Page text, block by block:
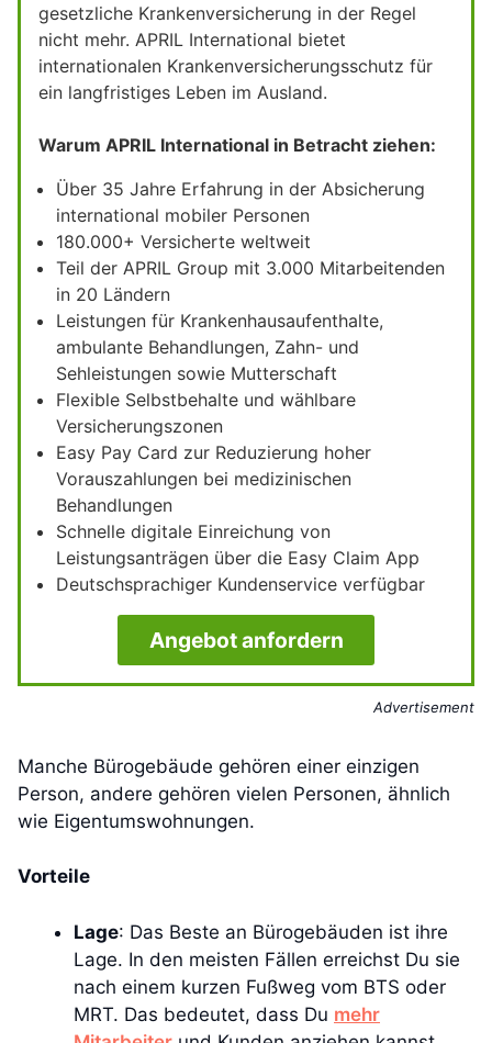
gesetzliche Krankenversicherung in der Regel
nicht mehr. APRIL International bietet
internationalen Krankenversicherungsschutz für
ein langfristiges Leben im Ausland.
Warum APRIL International in Betracht ziehen:
Über 35 Jahre Erfahrung in der Absicherung
international mobiler Personen
180.000+ Versicherte weltweit
Teil der APRIL Group mit 3.000 Mitarbeitenden
in 20 Ländern
Leistungen für Krankenhausaufenthalte,
ambulante Behandlungen, Zahn- und
Sehleistungen sowie Mutterschaft
Flexible Selbstbehalte und wählbare
Versicherungszonen
Easy Pay Card zur Reduzierung hoher
Vorauszahlungen bei medizinischen
Behandlungen
Schnelle digitale Einreichung von
Leistungsanträgen über die Easy Claim App
Deutschsprachiger Kundenservice verfügbar
Angebot anfordern
Advertisement
Manche Bürogebäude gehören einer einzigen
Person, andere gehören vielen Personen, ähnlich
wie Eigentumswohnungen.
Vorteile
Lage: Das Beste an Bürogebäuden ist ihre
Lage. In den meisten Fällen erreichst Du sie
nach einem kurzen Fußweg vom BTS oder
MRT. Das bedeutet, dass Du mehr